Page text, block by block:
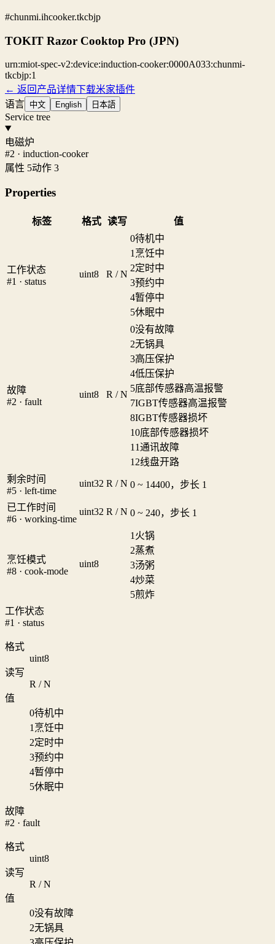
#chunmi.ihcooker.tkcbjp
TOKIT Razor Cooktop Pro (JPN)
urn:miot-spec-v2:device:induction-cooker:0000A033:chunmi-
tkcbjp:1
← 返回产品详情下载米家插件
语言 中文 English 日本語
Service tree
电磁炉
#2 · induction-cooker
属性 5动作 3
Properties
标签 格式 读写 值
工作状态
#1 · status
uint8 R / N
0待机中
1 烹饪中
2定时中
3预约中
4暂停中
5休眠中
故障
#2 · fault
uint8 R / N
0没有故障
2无锅具
3高压保护
4低压保护
5底部传感器高温报警
7IGBT传感器高温报警
8IGBT传感器损坏
10底部传感器损坏
11通讯故障
12线盘开路
剩余时间
#5 · left-time
uint32 R / N 0 ~ 14400，步长 1
已工作时间
#6 · working-time
uint32 R / N 0 ~ 240，步长 1
烹饪模式
#8 · cook-mode
uint8
1 火锅
2蒸煮
3汤粥
4炒菜
5煎炸
工作状态
#1 · status
格式
uint8
读写
R / N
值
0待机中
1 烹饪中
2定时中
3预约中
4暂停中
5休眠中
故障
#2 · fault
格式
uint8
读写
R / N
值
0没有故障
2无锅具